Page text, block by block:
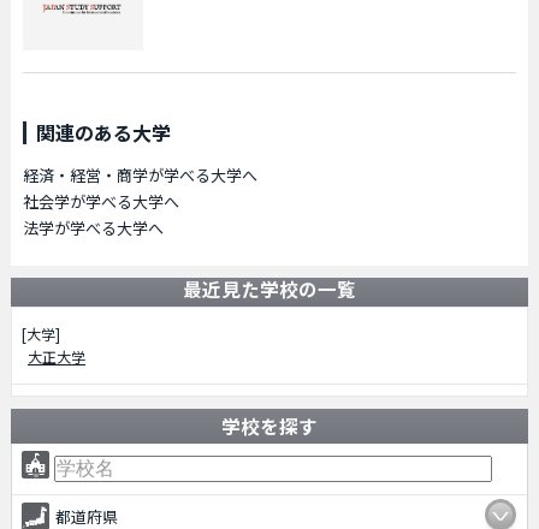
関連のある大学
経済・経営・商学が学べる大学へ
社会学が学べる大学へ
法学が学べる大学へ
最近見た学校の一覧
[大学]
大正大学
学校を探す
都道府県